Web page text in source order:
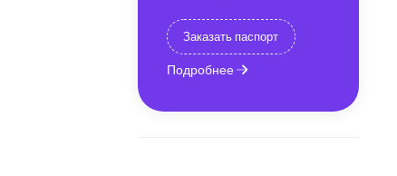
Заказать паспорт
Подробнее